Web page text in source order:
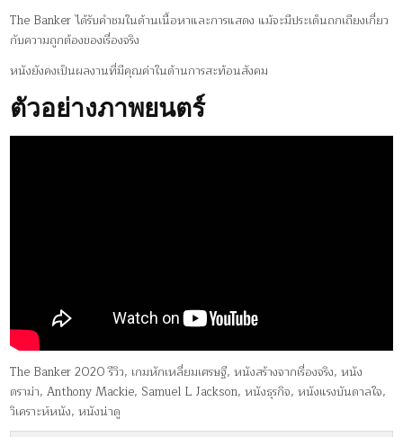
The Banker ได้รับคำชมในด้านเนื้อหาและการแสดง แม้จะมีประเด็นถกเถียงเกี่ยว
กับความถูกต้องของเรื่องจริง
หนังยังคงเป็นผลงานที่มีคุณค่าในด้านการสะท้อนสังคม
ตัวอย่างภาพยนตร์
The Banker 2020 รีวิว, เกมหักเหลี่ยมเศรษฐี, หนังสร้างจากเรื่องจริง, หนัง
ดราม่า, Anthony Mackie, Samuel L Jackson, หนังธุรกิจ, หนังแรงบันดาลใจ,
วิเคราะห์หนัง, หนังน่าดู